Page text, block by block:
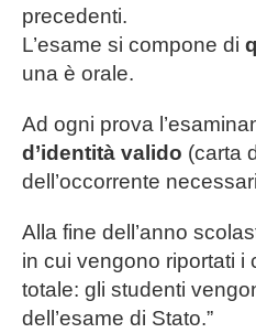
precedenti.
L’esame si compone di
una è orale.
Ad ogni prova
d’identità valido (carta
dell’occorrente
Alla fine dell’anno
in cui vengono riportati i
totale: gli studenti
dell’esame di Stato.”